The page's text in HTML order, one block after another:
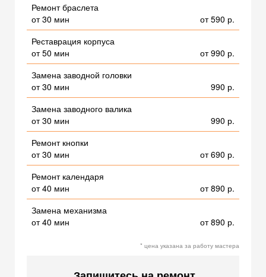
Ремонт браслета
от 30 мин
от 590 р.
Реставрация корпуса
от 50 мин
от 990 р.
Замена заводной головки
от 30 мин
990 р.
Замена заводного валика
от 30 мин
990 р.
Ремонт кнопки
от 30 мин
от 690 р.
Ремонт календаря
от 40 мин
от 890 р.
Замена механизма
от 40 мин
от 890 р.
* цена указана за работу мастера